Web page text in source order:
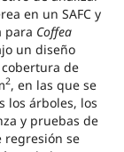
en un SAFC y
para Coffea
un diseño
de
2, en las que se
los árboles, los
y pruebas de
regresión se